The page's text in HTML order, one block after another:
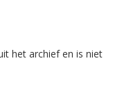
het archief en is niet